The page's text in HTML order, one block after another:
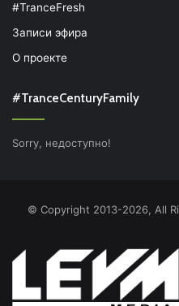
#TranceFresh
Записи эфира
О проекте
#TranceCenturyFamily
Sorry, недоступно!
© Copyright 2013-2026, All